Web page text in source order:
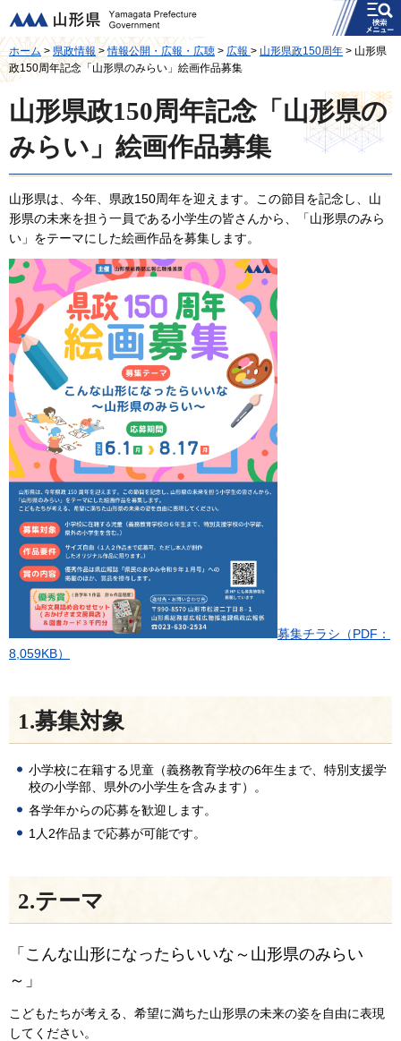
山形県
メニュー
ホーム>県政情報>情報公開・広報・広聴 > 広報 > 山形県政150周年 > 山形県
政150周年記念「山形県のみらい」絵画作品募集
山形県政150周年記念「山形県の
みらい」絵画作品募集
山形県は、今年、県政150周年を迎えます。この節目を記念し、山
形県の未来を担う一員である小学生の皆さんから、「山形県のみら
い」をテーマにした絵画作品を募集します。
募集チラシ（PDF：
8,059KB）
1.募集対象
小学校に在籍する児童（義務教育学校の6年生まで、特別支援学
校の小学部、県外の小学生を含みます）。
各学年からの応募を歓迎します。
1人2作品まで応募が可能です。
2.テーマ
「こんな山形になったらいいな～山形県のみらい
～」
こどもたちが考える、希望に満ちた山形県の未来の姿を自由に表現
してください。